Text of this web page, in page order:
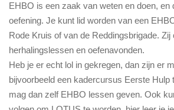
EHBO is een zaak van weten en doen, en
oefening. Je kunt lid worden van een
Rode Kruis of van de Reddingsbrigade. Zij
herhalingslessen en oefenavonden.
Heb je er echt lol in gekregen, dan zijn er
bijvoorbeeld een kadercursus Eerste Hulp
mag dan zelf EHBO lessen geven. Ook